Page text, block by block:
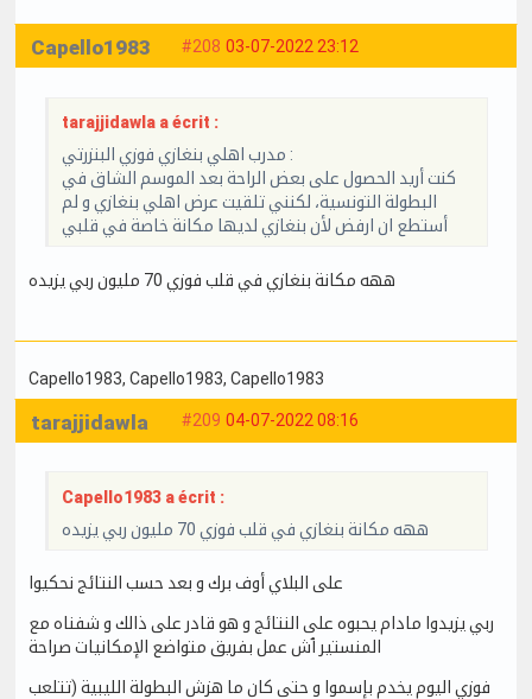
#208 03-07-2022 23:12
Capello1983
tarajjidawla a écrit :
مدرب اهلي بنغازي فوزي البنزرتي :
كنت أريد الحصول على بعض الراحة بعد الموسم الشاق في
البطولة التونسية، لكنني تلقيت عرض اهلي بنغازي و لم
أستطع ان ارفض لأن بنغازي لديها مكانة خاصة في قلبي
ههه مكانة بنغازي في قلب فوزي 70 مليون ربي يزيده
Capello1983, Capello1983, Capello1983
#209 04-07-2022 08:16
tarajjidawla
Capello1983 a écrit :
ههه مكانة بنغازي في قلب فوزي 70 مليون ربي يزيده
على البلاي أوف برك و بعد حسب النتائج نحكيوا
ربي يزيدوا مادام يحبوه على النتائج و هو قادر على ذالك و شفناه مع
المنستير ٱش عمل بفريق متواضع الإمكانيات صراحة
فوزي اليوم يخدم بإسموا و حتى كان ما هزش البطولة الليبية (تتلعب